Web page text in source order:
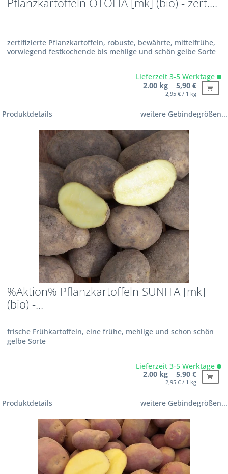
zertifizierte Pflanzkartoffeln, robuste, bewährte, mittelfrühe,
vorwiegend festkochende bis mehlige und schön gelbe Sorte
Lieferzeit 3-5 Werktage
2.00 kg 5,90 €
2,95 € / 1 kg
Produktdetails weitere Gebindegrößen...
%Aktion% Pflanzkartoffeln SUNITA [mk]
(bio) -...
frische Frühkartoffeln, eine frühe, mehlige und schon schön
gelbe Sorte
Lieferzeit 3-5 Werktage
2.00 kg 5,90 €
2,95 € / 1 kg
Produktdetails weitere Gebindegrößen...